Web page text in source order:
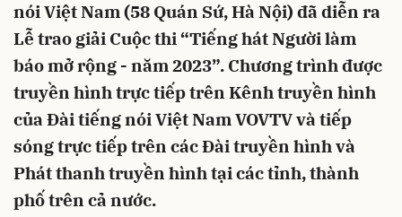
nói Việt Nam (58 Quán Sứ, Hà Nội) đã diễn ra
Lễ trao giải Cuộc thi “Tiếng hát Người làm
báo mở rộng - năm 2023”. Chương trình được
truyền hình trực tiếp trên Kênh truyền hình
của Đài tiếng nói Việt Nam VOVTV và tiếp
sóng trực tiếp trên các Đài truyền hình và
Phát thanh truyền hình tại các tỉnh, thành
phố trên cả nước.